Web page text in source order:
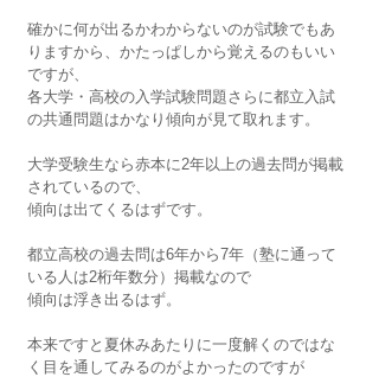
確かに何が出るかわからないのが試験でもあ
りますから、かたっぱしから覚えるのもいい
ですが、
各大学・高校の入学試験問題さらに都立入試
の共通問題はかなり傾向が見て取れます。
大学受験生なら赤本に2年以上の過去問が掲載
されているので、
傾向は出てくるはずです。
都立高校の過去問は6年から7年（塾に通って
いる人は2桁年数分）掲載なので
傾向は浮き出るはず。
本来ですと夏休みあたりに一度解くのではな
く目を通してみるのがよかったのですが